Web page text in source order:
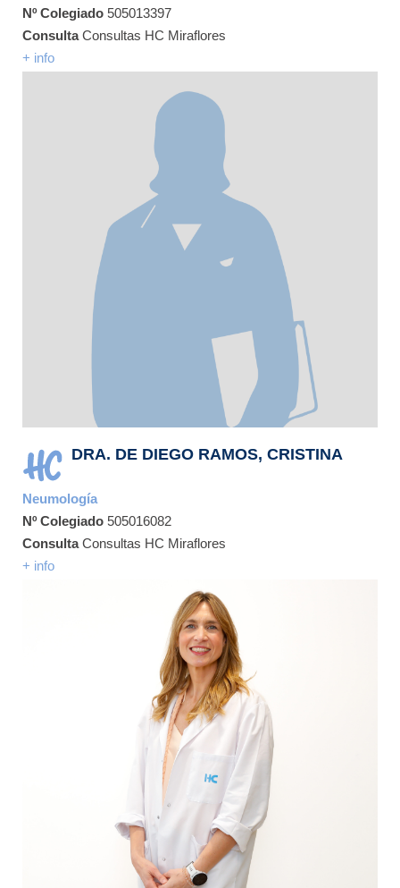
Nº Colegiado 505013397
ConsultaConsultas HC Miraflores
+ info
DRA. DE DIEGO RAMOS, CRISTINA
Neumología
Nº Colegiado 505016082
ConsultaConsultas HC Miraflores
+ info